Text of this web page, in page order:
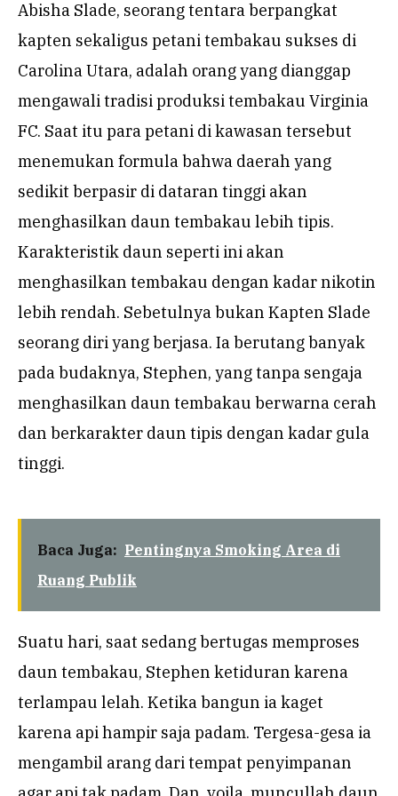
Abisha Slade, seorang tentara berpangkat
kapten sekaligus petani tembakau sukses di
Carolina Utara, adalah orang yang dianggap
mengawali tradisi produksi tembakau Virginia
FC. Saat itu para petani di kawasan tersebut
menemukan formula bahwa daerah yang
sedikit berpasir di dataran tinggi akan
menghasilkan daun tembakau lebih tipis.
Karakteristik daun seperti ini akan
menghasilkan tembakau dengan kadar nikotin
lebih rendah. Sebetulnya bukan Kapten Slade
seorang diri yang berjasa. Ia berutang banyak
pada budaknya, Stephen, yang tanpa sengaja
menghasilkan daun tembakau berwarna cerah
dan berkarakter daun tipis dengan kadar gula
tinggi.
Baca Juga: Pentingnya Smoking Area di
Ruang Publik
Suatu hari, saat sedang bertugas memproses
daun tembakau, Stephen ketiduran karena
terlampau lelah. Ketika bangun ia kaget
karena api hampir saja padam. Tergesa-gesa ia
mengambil arang dari tempat penyimpanan